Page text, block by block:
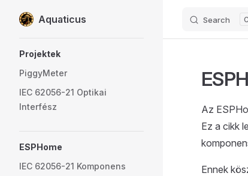
Skip to content
Aquaticus Search
Projektek
PiggyMeter
IEC 62056-21 Optikai
Interfész
ESPHome
IEC 62056-21 Komponens
Az
Ez a cikk
Ennek